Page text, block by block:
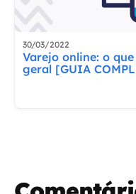
30/03/2022
Varejo online: o
geral [GUIA